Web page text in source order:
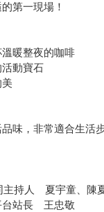
第一現場！
暖整夜的咖啡
動寶石
品味，非常適合生
主持人 夏宇童、陳
台站長 王忠敬